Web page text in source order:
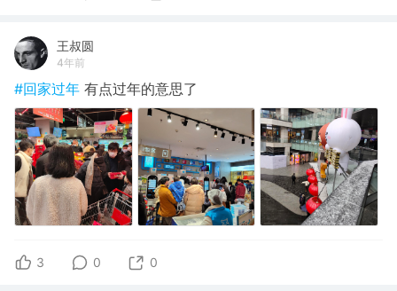
王叔圆
4年前
#回家过年 有点过年的意思了
3 0 0